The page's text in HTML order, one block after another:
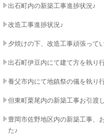
出石町内の新築工事進捗状況♪
改造工事進捗状況♪
夕焼けの下、改造工事頑張って
出石町伊豆内にて建て方を執り
養父市内にて地鎮祭の儀を執り
但東町栗尾内の新築工事お引渡
豊岡市佐野地区内の新築工事、
た♪